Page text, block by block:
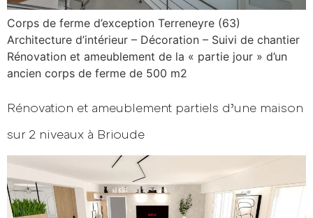
Corps de ferme d’exception Terreneyre (63)
Architecture d’intérieur – Décoration – Suivi de chantier
Rénovation et ameublement de la « partie jour » d’un
ancien corps de ferme de 500 m2
Rénovation et ameublement partiels d’une maison
sur 2 niveaux à Brioude